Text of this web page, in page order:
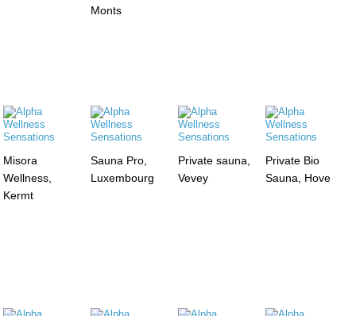
Monts
Misora
Wellness,
Kermt
Sauna Pro,
Luxembourg
Private sauna,
Vevey
Private Bio
Sauna, Hove